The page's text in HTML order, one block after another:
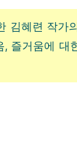
혜련 작가
즐거움에 대